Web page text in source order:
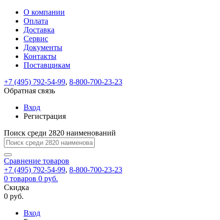
ВходРегистрация
Только
test@example.com
отправлена
по
ней
для
регистрации.
Ок
Только
Запомнить
меня
Забыли
Восстановление
пароля
Заполните
форму.
Мы
отправим
ссылку
на
указанный
электронный
адрес,
перейдя
по
которой
вы
новый
На
вашу
test@test.ru
отправлена
ссылка.
Перейдите
по
для
смены
пароля.
Введите
новый
пароль
Сменить
Пароль
успешно
Войти
Обратная
связь
Сообщение
пользовательского
соглашения
Ваше
сообщение
успешно
О компании
Оплата
Доставка
Сервис
Документы
Контакты
Поставщикам
+7 (495) 792-54-99, 8-800-700-23-23
Обратная связь
Вход
Регистрация
Поиск среди 2820 наименований
Сравнение товаров
+7 (495) 792-54-99, 8-800-700-23-23
0 товаров 0 руб.
Скидка
0 руб.
Вход